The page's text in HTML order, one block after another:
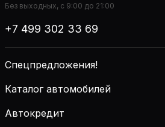
Без выходных, с 9:00 до 21:00
+7 499 302 33 69
Спецпредложения!
Каталог автомобилей
Автокредит